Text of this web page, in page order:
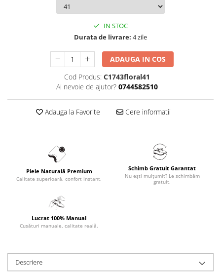
IN STOC
Durata de livrare: 4 zile
ADAUGA IN COS
Cod Produs: C1743floral41
Ai nevoie de ajutor? 0744582510
Adauga la Favorite Cere informatii
Piele Naturală Premium
Calitate superioară, confort instant.
Schimb Gratuit Garantat
Nu ești mulțumit? Le schimbăm
gratuit.
Lucrat 100% Manual
Cusături manuale, calitate reală.
Descriere